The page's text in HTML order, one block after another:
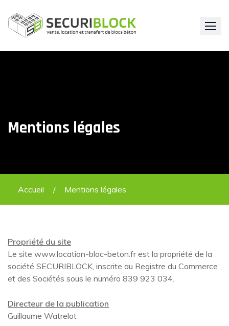
content
Mentions légales
Accueil Mentions légales
Propriété du site
Le site www.location-bloc-beton.fr est la propriété de la
société SECURIBLOCK, inscrite au Registre du Commerce
et des Sociétés sous le numéro 839 923 034.
Directeur de la publication
Guillaume Watrelot